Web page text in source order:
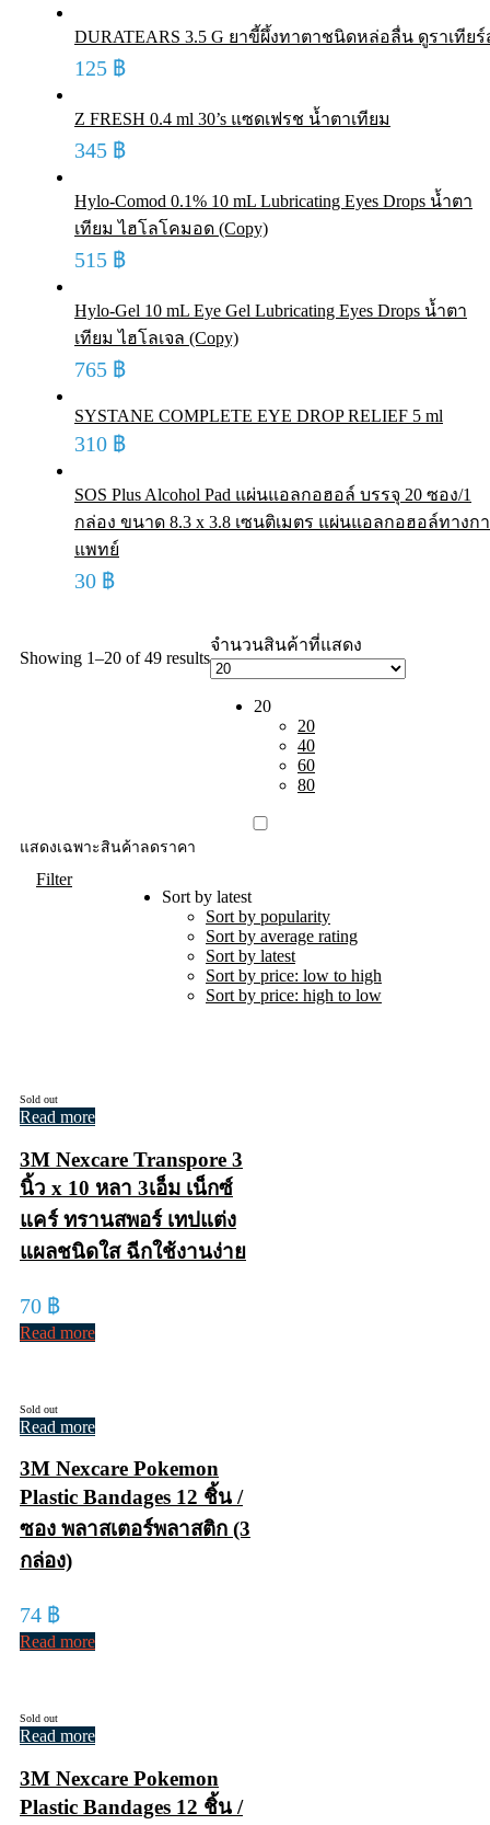
Filter
DURATEARS 3.5 G ยาขี้ผึ้งทาตาชนิดหล่อลื่น ดูราเทียร์
125 ฿
Z FRESH 0.4 ml 30’s แซดเฟรช น้ำตาเทียม
345 ฿
Hylo-Comod 0.1% 10 mL Lubricating Eyes Drops น้ำตา
เทียม ไฮโลโคมอด (Copy)
515 ฿
Hylo-Gel 10 mL Eye Gel Lubricating Eyes Drops น้ำตา
เทียม ไฮโลเจล (Copy)
765 ฿
SYSTANE COMPLETE EYE DROP RELIEF 5 ml
310 ฿
SOS Plus Alcohol Pad แผ่นแอลกอฮอล์ บรรจุ 20 ซอง/1
กล่อง ขนาด 8.3 x 3.8 เซนติเมตร แผ่นแอลกอฮอล์ทางก
แพทย์
30 ฿
Showing 1–20 of 49 results
Sort by latest
Sort by popularity
Sort by average rating
Sort by latest
Sort by price: low to high
Sort by price: high to low
จำนวนสินค้าที่แสดง
20
20
40
60
80
แสดงเฉพาะสินค้าลดราคา
Sold out
Read more
3M Nexcare Transpore 3
นิ้ว x 10 หลา 3เอ็ม เน็กซ์
แคร์ ทรานสพอร์ เทปแต่ง
แผลชนิดใส ฉีกใช้งานง่าย
70 ฿
Read more
Sold out
Read more
3M Nexcare Pokemon
Plastic Bandages 12 ชิ้น /
ซอง พลาสเตอร์พลาสติก (3
กล่อง)
74 ฿
Read more
Sold out
Read more
3M Nexcare Pokemon
Plastic Bandages 12 ชิ้น /